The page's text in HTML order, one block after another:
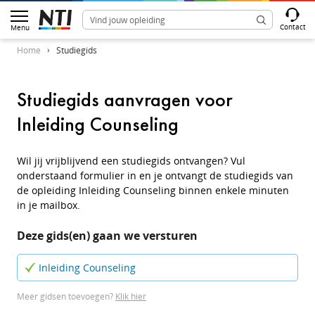
Menu Contact
Home Studiegids
Studiegids aanvragen voor
Inleiding Counseling
Wil jij vrijblijvend een studiegids ontvangen? Vul
onderstaand formulier in en je ontvangt de studiegids van
de opleiding Inleiding Counseling binnen enkele minuten
in je mailbox.
Deze gids(en) gaan we versturen
Inleiding Counseling
Meer gidsen toevoegen? Klik hier